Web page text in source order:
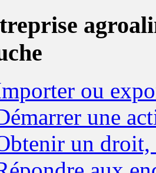
ou
une
un droit,